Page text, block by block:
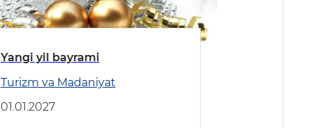
Yangi yil bayrami
Turizm va Madaniyat
01.01.2027